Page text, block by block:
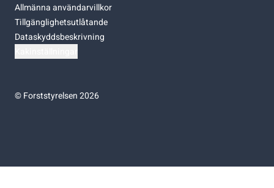
Allmänna användarvillkor
Tillgänglighetsutlåtande
Dataskyddsbeskrivning
©Forststyrelsen 2026